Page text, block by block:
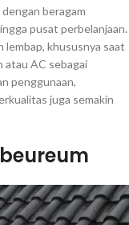
beragam
pusat perbelanjaan.
lembap, khususnya saat
atau AC sebagai
penggunaan,
juga semakin